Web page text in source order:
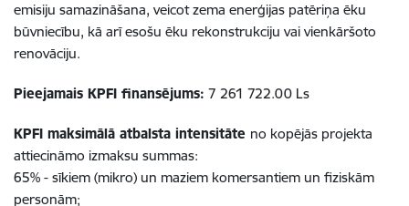
emisiju samazināšana, veicot zema enerģijas patēriņa ēku
būvniecību, kā arī esošu ēku rekonstrukciju vai vienkāršoto
renovāciju.
Pieejamais KPFI finansējums: 7 261 722.00 Ls
KPFI maksimālā atbalsta intensitāte no kopējās projekta
attiecināmo izmaksu summas:
65% - sīkiem (mikro) un maziem komersantiem un fiziskām
personām;